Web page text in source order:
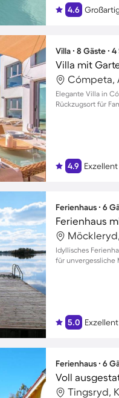
4.6
Villa ∙ 8 Gäste ∙
Villa mit
Cómpeta,
Elegante Villa in
Rückzugsort für
4.9 Exzellent
Ferienhaus ∙ 6
Ferienhaus
Idyllisches
für unvergessliche
5.0 Exzellent
Ferienhaus ∙ 6
Tingsryd,